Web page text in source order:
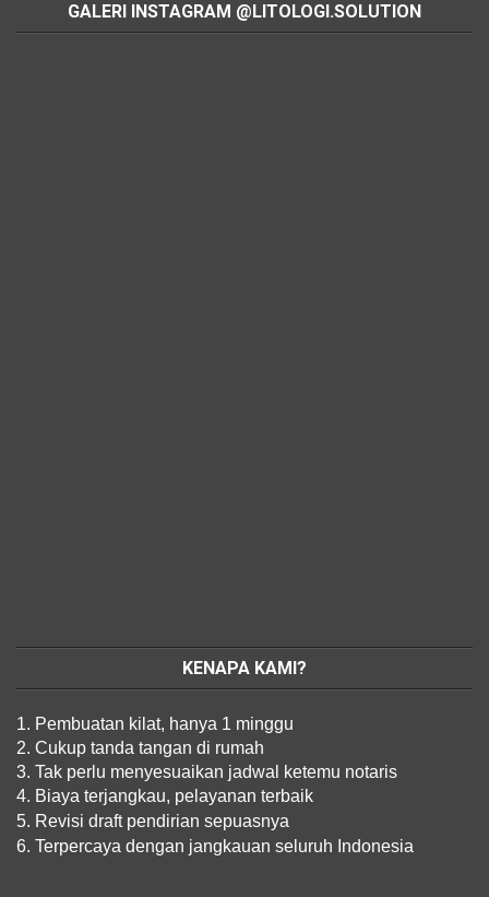
GALERI INSTAGRAM @LITOLOGI.SOLUTION
KENAPA KAMI?
1. Pembuatan kilat, hanya 1 minggu
2. Cukup tanda tangan di rumah
3. Tak perlu menyesuaikan jadwal ketemu notaris
4. Biaya terjangkau, pelayanan terbaik
5. Revisi draft pendirian sepuasnya
6. Terpercaya dengan jangkauan seluruh Indonesia